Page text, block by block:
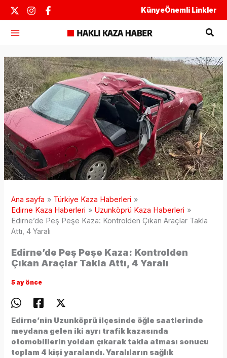
İçeriğe
atla
KünyeÖnemli Linkler
Ana sayfa
Türkiye Kaza Haberleri
Edirne Kaza Haberleri
Uzunköprü Kaza Haberleri
Edirne’de Peş Peşe Kaza: Kontrolden Çıkan Araçlar Takla
Attı, 4 Yaralı
Edirne’de Peş Peşe Kaza: Kontrolden
Çıkan Araçlar Takla Attı, 4 Yaralı
5 ay önce
Edirne’nin Uzunköprü ilçesinde öğle saatlerinde
meydana gelen iki ayrı trafik kazasında
otomobillerin yoldan çıkarak takla atması sonucu
toplam 4 kişi yaralandı. Yaralıların sağlık